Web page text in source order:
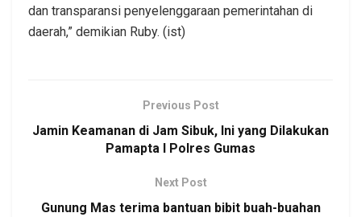
dan transparansi penyelenggaraan pemerintahan di
daerah,” demikian Ruby. (ist)
Previous Post
Jamin Keamanan di Jam Sibuk, Ini yang Dilakukan
Pamapta I Polres Gumas
Next Post
Gunung Mas terima bantuan bibit buah-buahan